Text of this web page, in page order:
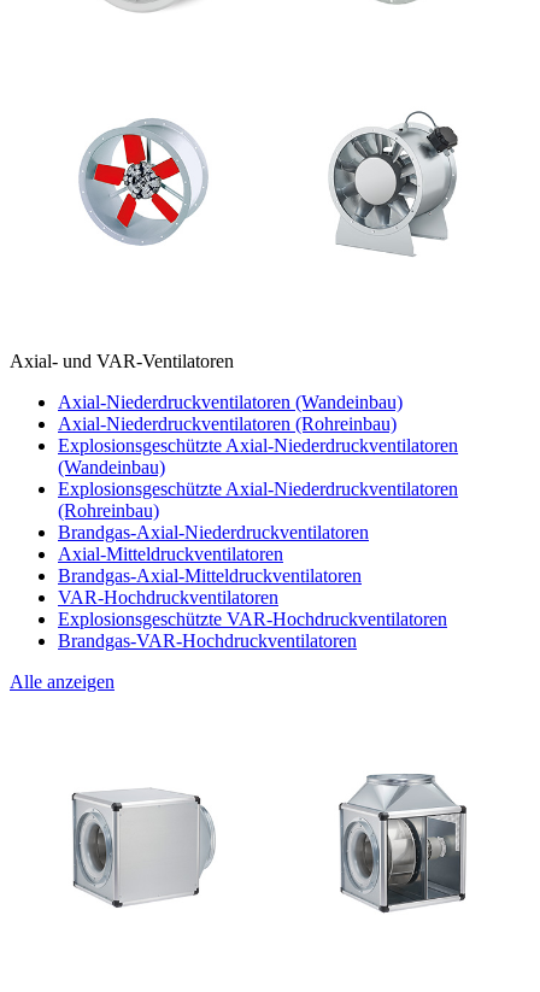
Axial- und VAR-Ventilatoren
Axial-Niederdruckventilatoren (Wandeinbau)
Axial-Niederdruckventilatoren (Rohreinbau)
Explosionsgeschützte Axial-Niederdruckventilatoren
(Wandeinbau)
Explosionsgeschützte Axial-Niederdruckventilatoren
(Rohreinbau)
Brandgas-Axial-Niederdruckventilatoren
Axial-Mitteldruckventilatoren
Brandgas-Axial-Mitteldruckventilatoren
VAR-Hochdruckventilatoren
Explosionsgeschützte VAR-Hochdruckventilatoren
Brandgas-VAR-Hochdruckventilatoren
Alle anzeigen